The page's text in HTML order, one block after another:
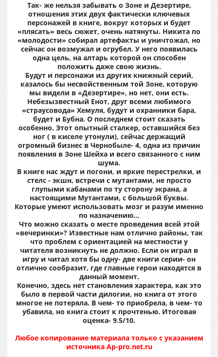
Так- же нельзя забывать о Зоне и Дезертире,
отношения этих двух фактически ключевых
персонажей в книге, вокруг которых и будет
«плясать» весь сюжет, очень натянуты. Никита по
«молодости» собирал артефакты и уничтожал, но
сейчас он возмужал и огрубел. У него появилась
одна цель, на алтарь которой он способен
положить даже свою жизнь.
Будут и персонажи из других книжный серий,
казалось бы несвойственным той Зоне, которую
мы видели в «Дезертире», но нет, они есть.
Небезызвестный Енот, друг всеми любимого
«страусовода» Хемуля, будут и охранники бара,
будет и Бубна. О последнем стоит сказать
особенно. Этот опытный сталкер, оставшийся без
ног ( в киселе утонули), сейчас держащий
огромный бизнес в Чернобыле- 4, одна из причин
появления в Зоне Шейха и всего связанного с ним
шума.
В книге нас ждут и погони, и яркие перестрелки, и
стелс - экшн, встречи с мутантами, не просто
глупыми кабанами по ту сторону экрана, а
настоящими Мутантами, с большой буквы.
Которые умеют использовать мозг и разум именно
по назначению…
Что можно сказать о месте проведения всей этой
«вечеринки»? Известные нам отлично районы, так
что проблем с ориентацией на местности у
читателя возникнуть не должно. Если он играл в
игру и читал хотя бы одну- две книги серии- он
отлично сообразит, где главные герои находятся в
данный момент.
Конечно, здесь нет становления характера, как это
было в первой части дилогии, но книга от этого
многое не потеряла. В чем- то приобрела, в чем- то
убавила, но книга стоит к прочтенью. Итоговая
оценка- 9.5/10.
Любое копирование материала только с указанием
источника Ap-pro.net.ru